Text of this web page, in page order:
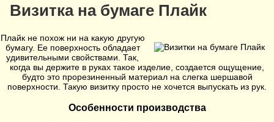
Визитка на бумаге Плайк
Плайк не похож ни на какую другую
бумагу. Ее поверхность обладает
удивительными свойствами. Так,
когда вы держите в руках такое изделие, создается ощущение,
будто это прорезиненный материал на слегка шершавой
поверхности. Такую визитку просто не хочется выпускать из рук.
Особенности производства